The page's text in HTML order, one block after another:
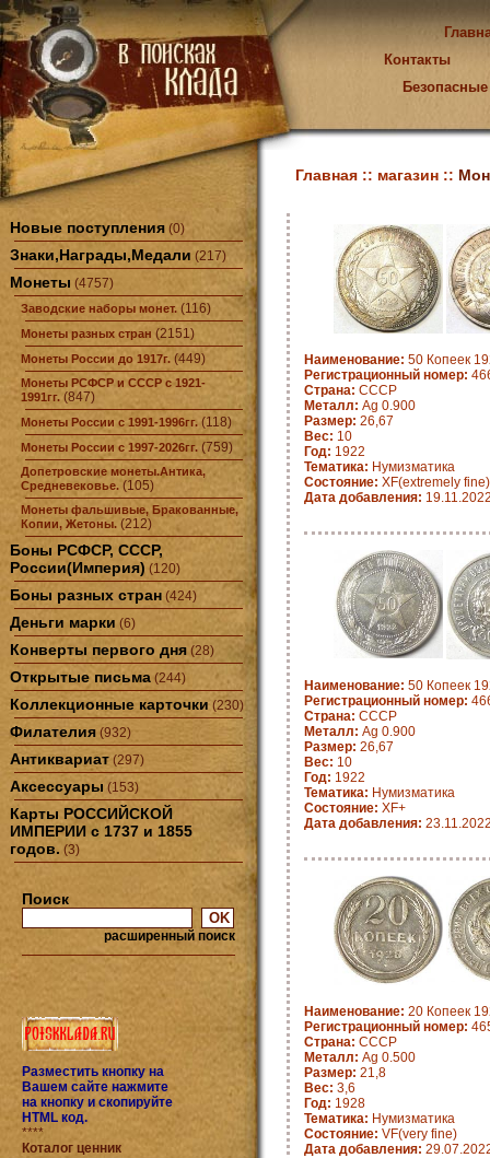
Контакты
Новые поступления (0)
Знаки,Награды,Медали (217)
Монеты (4757)
Заводские наборы монет. (116)
Монеты разных стран (2151)
Монеты России до 1917г. (449)
Монеты РСФСР и СССР с 1921-
1991гг. (847)
Монеты России с 1991-1996гг. (118)
Монеты России с 1997-2026гг. (759)
Допетровские монеты.Антика,
Средневековье. (105)
Монеты фальшивые, Бракованные,
Копии, Жетоны. (212)
Боны РСФСР, СССР,
России(Империя) (120)
Боны разных стран (424)
Деньги марки (6)
Конверты первого дня (28)
Открытые письма (244)
Коллекционные карточки(230)
Филателия (932)
Антиквариат (297)
Аксессуары (153)
Карты РОССИЙСКОЙ
ИМПЕРИИ с 1737 и 1855
годов. (3)
Поиск
расширенный поиск
Разместить кнопку на
Вашем сайте нажмите
на кнопку и скопируйте
HTML код.
****
Коталог ценник
Главная :: магазин ::
Наименование: 50 Копеек
Регистрационный номер:
Страна: СССР
Металл: Ag 0.900
Размер: 26,67
Вес: 10
Год: 1922
Тематика: Нумизматика
Состояние: XF(extremely fine)
Дата добавления:
Наименование: 50 Копеек
Регистрационный номер:
Страна: СССР
Металл: Ag 0.900
Размер: 26,67
Вес: 10
Год: 1922
Тематика: Нумизматика
Состояние: XF+
Дата добавления:
Наименование: 20 Копеек
Регистрационный номер:
Страна: СССР
Металл: Ag 0.500
Размер: 21,8
Вес: 3,6
Год: 1928
Тематика: Нумизматика
Состояние: VF(very fine)
Дата добавления: